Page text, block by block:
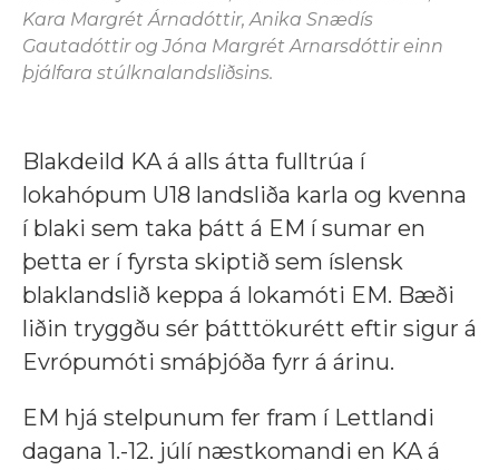
Kara Margrét Árnadóttir, Anika Snædís
Gautadóttir og Jóna Margrét Arnarsdóttir einn
þjálfara stúlknalandsliðsins.
Blakdeild KA á alls átta fulltrúa í
lokahópum U18 landsliða karla og kvenna
í blaki sem taka þátt á EM í sumar en
þetta er í fyrsta skiptið sem íslensk
blaklandslið keppa á lokamóti EM. Bæði
liðin tryggðu sér þátttökurétt eftir sigur á
Evrópumóti smáþjóða fyrr á árinu.
EM hjá stelpunum fer fram í Lettlandi
dagana 1.-12. júlí næstkomandi en KA á